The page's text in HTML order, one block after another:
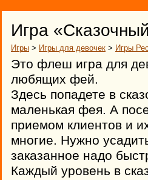
Игра
Игры > Игры для девочек > Игры
Это флеш игра для
любящих фей.
Здесь попадете в
маленькая фея. А
приемом клиентов и
многие. Нужно
заказанное надо
Каждый уровень в